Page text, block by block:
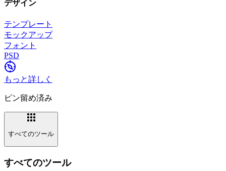
デザイン
テンプレート
モックアップ
フォント
PSD
もっと詳しく
ピン留め済み
すべてのツール
すべてのツール